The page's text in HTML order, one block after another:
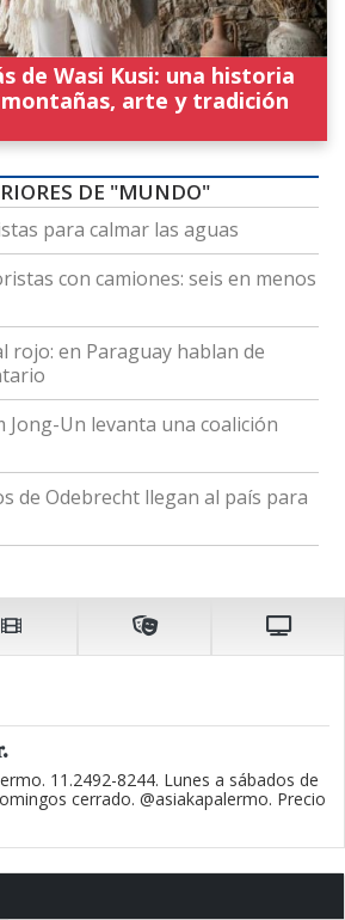
de Wasi Kusi: una historia
arte y tradición
DE "MUNDO"
para calmar las aguas
con camiones: seis en menos
rojo: en Paraguay hablan de
Jong-Un levanta una coalición
de Odebrecht llegan al país para
11.2492-8244. Lunes a sábados de
cerrado. @asiakapalermo. Precio